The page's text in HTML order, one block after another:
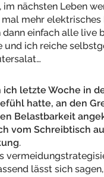
im nächsten Leben
mehr elektrisches
einfach alle live
und ich reiche
letzte Woche in
hatte, an den
Belastbarkeit
vom Schreibtisch
.
lässt sich